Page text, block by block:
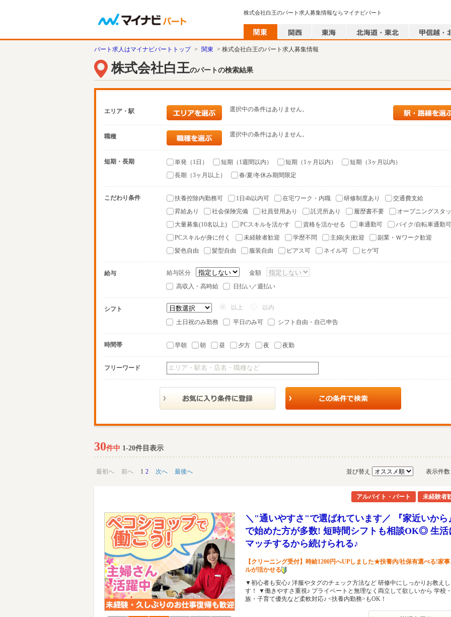
株式会社白王のパート求人募集情報ならマイナビパート
パート求人はマイナビパートトップ > 関東 > 株式会社白王のパート求人募集情報
株式会社白王のパートの検索結果
エリア・駅 選択中の条件はありません。
職種 選択中の条件はありません。
短期・長期 単発（1日） 短期（1週間以内） 短期（1ヶ月以内）
短期（3ヶ月以内）
長期（3ヶ月以上）
春/夏/冬休み期間限定
こだわり条件 扶養控除内勤務可 1日4h以内可 在宅ワーク・内職 研修制度あり
交通費支給
昇給あり
社会保険完備 社員登用あり 託児所あり 履歴書不要
オープニングスタ
大量募集(10名以上)
PCスキルを活かす 資格を活かせる 車通勤可
バイク/自転車通勤可
PCスキルが身に付く
未経験者歓迎 学歴不問 主婦(夫)歓迎
副業・Ｗワーク歓迎
髪色自由
髪型自由 服装自由 ピアス可 ネイル可 ヒゲ可
給与 給与区分
金額
高収入・高時給
日払い／週払い
シフト 以上 以内
土日祝のみ勤務 平日のみ可 シフト自由・自己申告
時間帯 早朝 朝 昼 夕方 夜 夜勤
フリーワード
30件中 1-20件目表示
最初へ 前へ 1 2 次へ 最後へ 並び替え 表示件数
アルバイト・パート 未経験者
＼"通いやすさ"で選ばれています／ 『家近いから
で始めた方が多数! 短時間シフトも相談OK◎ 生活
マッチするから続けられる♪
【クリーニング受付】時給1200円へUPしました★扶養内/社保有選べる!家
ルが活かせる
▼初心者も安心♪ 洋服やタグのチェック方法など 研修中にしっかりお教え
す！ ▼働きやすさ重視♪ プライベートと無理なく両立して欲しいから 学校
族・子育て優先など柔軟対応♪ <扶養内勤務>もOK！